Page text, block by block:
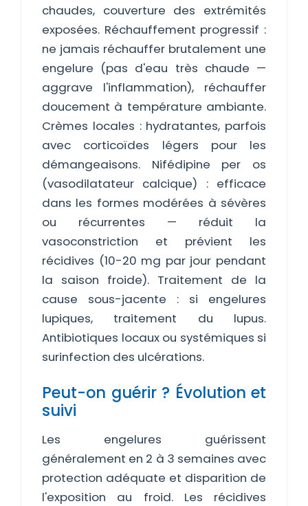
chaudes, couverture des extrémités
exposées. Réchauffement progressif :
ne jamais réchauffer brutalement une
engelure (pas d'eau très chaude —
aggrave l'inflammation), réchauffer
doucement à température ambiante.
Crèmes locales : hydratantes, parfois
avec corticoïdes légers pour les
démangeaisons. Nifédipine per os
(vasodilatateur calcique) : efficace
dans les formes modérées à sévères
ou récurrentes — réduit la
vasoconstriction et prévient les
récidives (10-20 mg par jour pendant
la saison froide). Traitement de la
cause sous-jacente : si engelures
lupiques, traitement du lupus.
Antibiotiques locaux ou systémiques si
surinfection des ulcérations.
Peut-on guérir ? Évolution et
suivi
Les engelures guérissent
généralement en 2 à 3 semaines avec
protection adéquate et disparition de
l'exposition au froid. Les récidives